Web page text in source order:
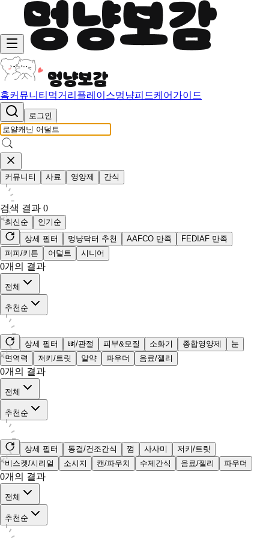
홈커뮤니티 먹거리 플레이스멍냥피드케어가이드
로그인
커뮤니티 사료 영양제 간식
검색 결과 0
최신순
인기순
상세 필터
멍냥닥터 추천 AAFCO 만족
FEDIAF 만족
퍼피/키튼
어덜트 시니어
0개의 결과
전체
추천순
상세 필터 뼈/관절 피부&모질 소화기 종합영양제
눈
면역력
저키/트릿 알약 파우더 음료/젤리
0개의 결과
전체
추천순
상세 필터 동결/건조간식 껌 사사미
저키/트릿
비스켓/시리얼
소시지 캔/파우치 수제간식 음료/젤리 파우더
0개의 결과
전체
추천순